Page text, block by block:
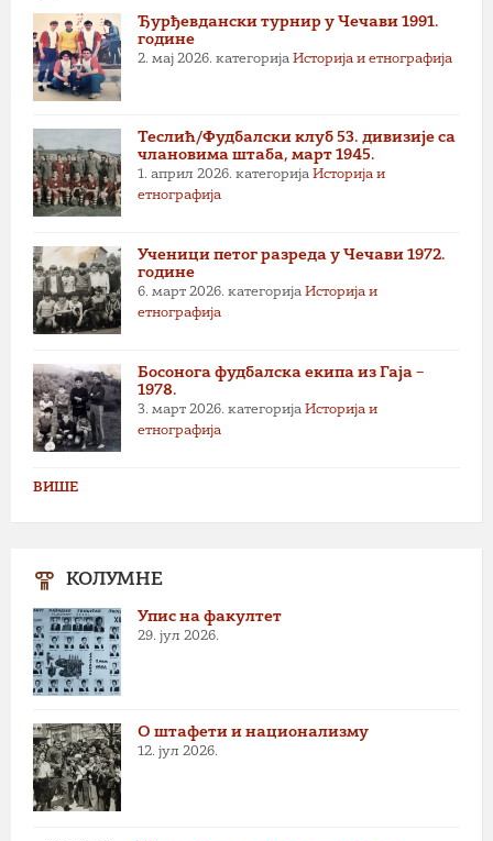
Ђурђевдански турнир у Чечави 1991.
године
2. мај 2026. категорија Историја и етнографија
Теслић/Фудбалски клуб 53. дивизије са
члановима штаба, март 1945.
1. април 2026. категорија Историја и
етнографија
Ученици петог разреда у Чечави 1972.
године
6. март 2026. категорија Историја и
етнографија
Босонога фудбалска екипа из Гаја –
1978.
3. март 2026. категорија Историја и
етнографија
ВИШЕ
КОЛУМНЕ
Упис на факултет
29. јул 2026.
О штафети и национализму
12. јул 2026.